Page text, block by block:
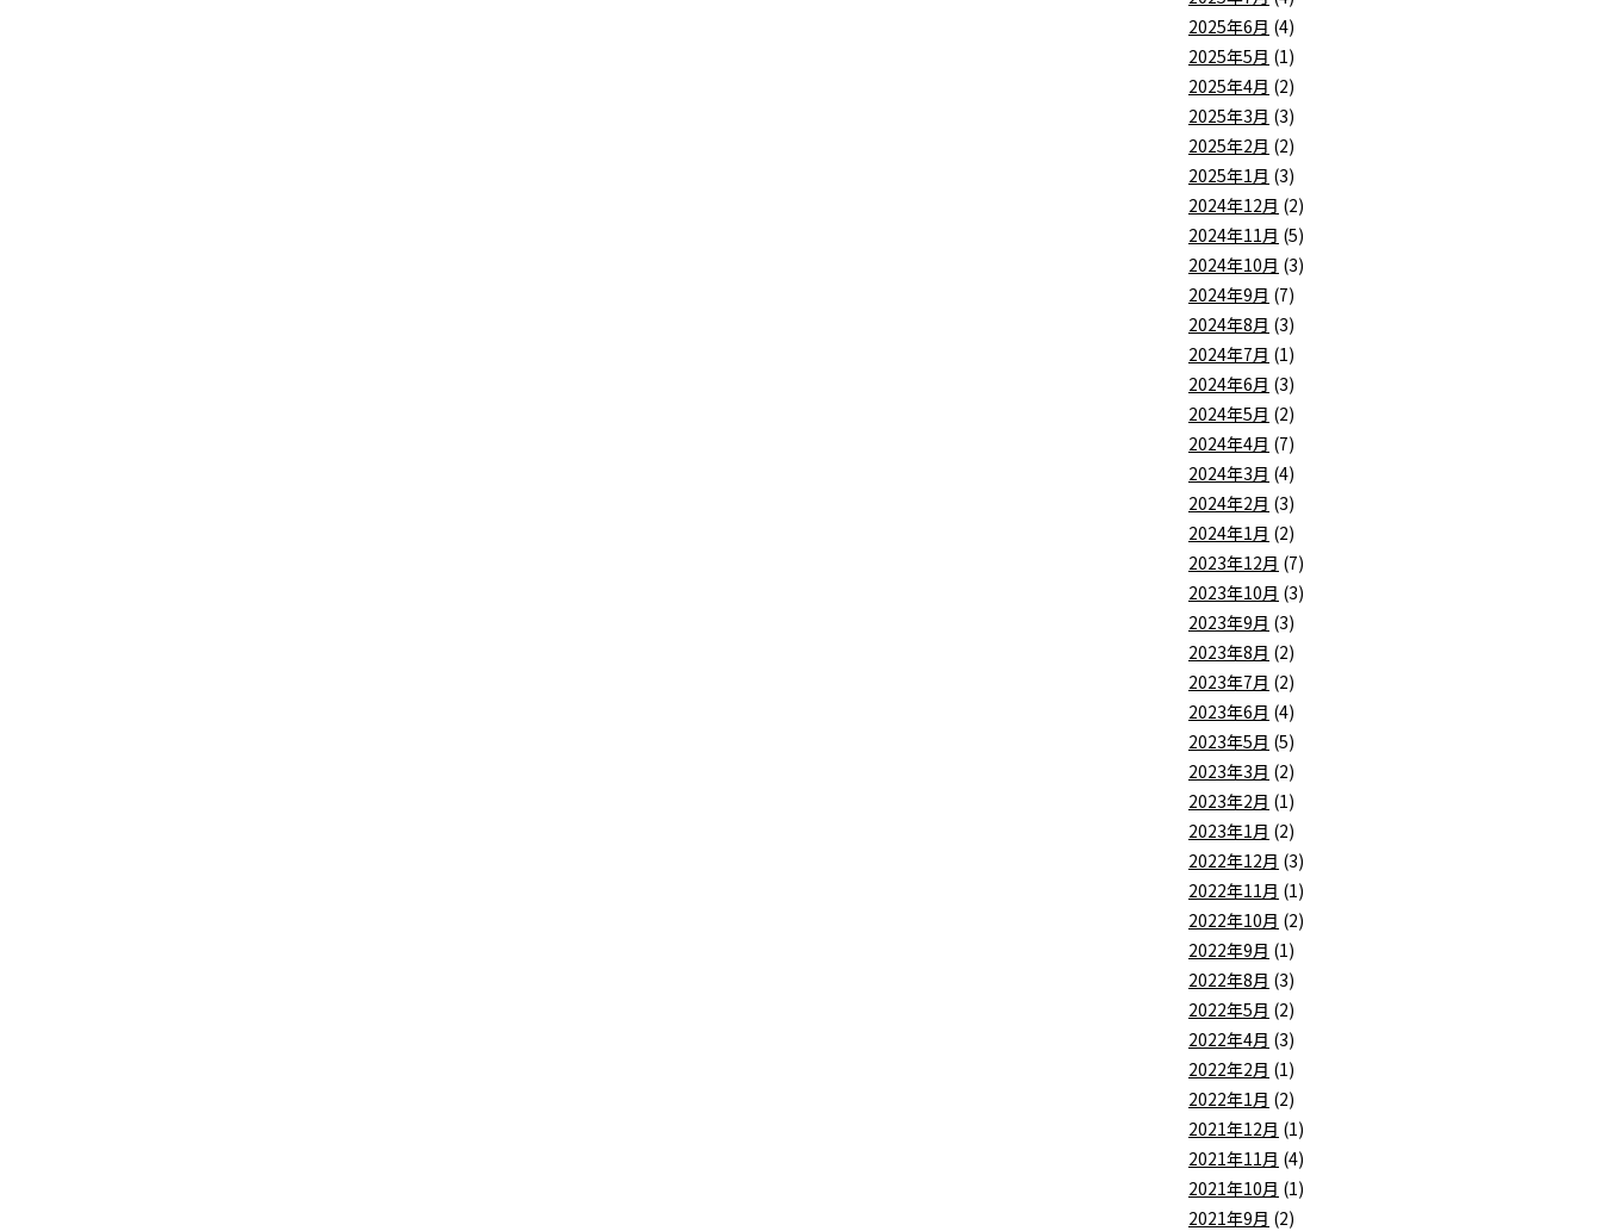
2025年6月 (4)
2025年5月 (1)
2025年4月 (2)
2025年3月 (3)
2025年2月 (2)
2025年1月 (3)
2024年12月 (2)
2024年11月 (5)
2024年10月 (3)
2024年9月 (7)
2024年8月 (3)
2024年7月 (1)
2024年6月 (3)
2024年5月 (2)
2024年4月 (7)
2024年3月 (4)
2024年2月 (3)
2024年1月 (2)
2023年12月 (7)
2023年10月 (3)
2023年9月 (3)
2023年8月 (2)
2023年7月 (2)
2023年6月 (4)
2023年5月 (5)
2023年3月 (2)
2023年2月 (1)
2023年1月 (2)
2022年12月 (3)
2022年11月 (1)
2022年10月 (2)
2022年9月 (1)
2022年8月 (3)
2022年5月 (2)
2022年4月 (3)
2022年2月 (1)
2022年1月 (2)
2021年12月 (1)
2021年11月 (4)
2021年10月 (1)
2021年9月 (2)